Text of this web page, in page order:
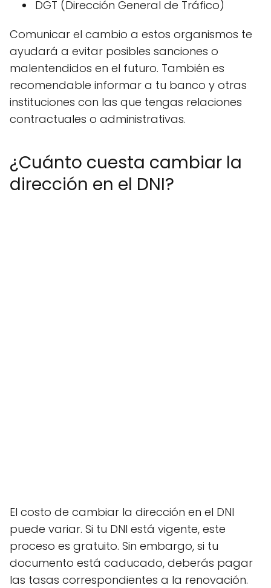
DGT (Dirección General de Tráfico)
Comunicar el cambio a estos organismos te
ayudará a evitar posibles sanciones o
malentendidos en el futuro. También es
recomendable informar a tu banco y otras
instituciones con las que tengas relaciones
contractuales o administrativas.
¿Cuánto cuesta cambiar la
dirección en el DNI?
El costo de cambiar la dirección en el DNI
puede variar. Si tu DNI está vigente, este
proceso es gratuito. Sin embargo, si tu
documento está caducado, deberás pagar
las tasas correspondientes a la renovación.